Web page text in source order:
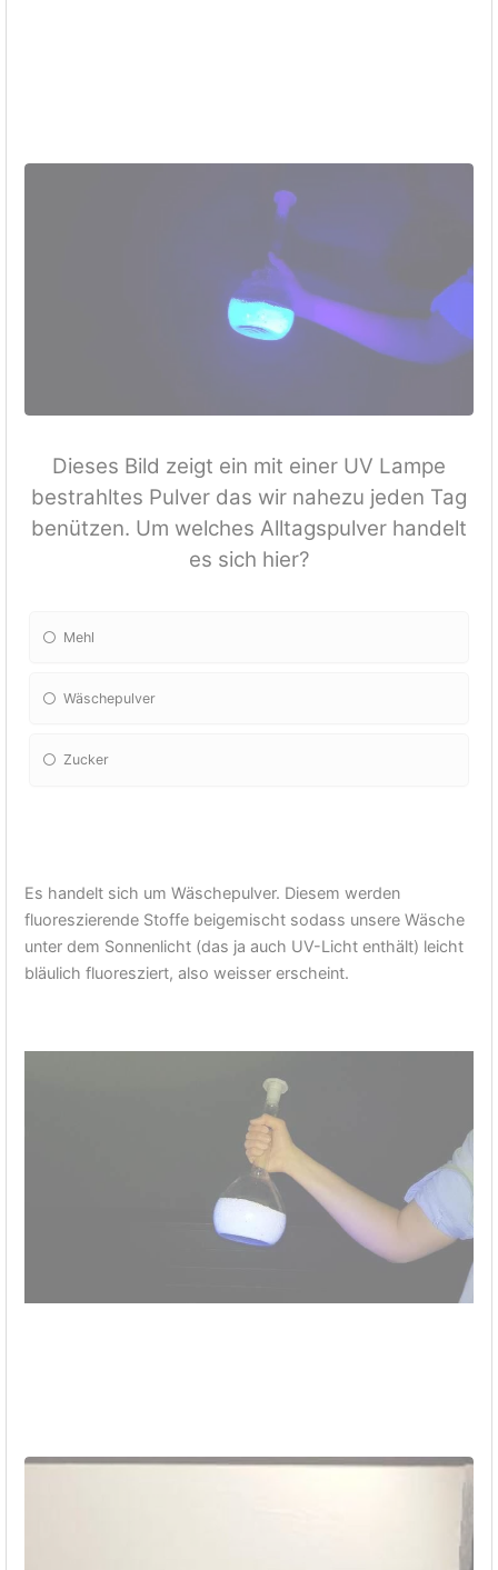
Dieses Bild zeigt ein mit einer UV Lampe
bestrahltes Pulver das wir nahezu jeden Tag
benützen. Um welches Alltagspulver handelt
es sich hier?
Mehl
Wäschepulver
Zucker
Es handelt sich um Wäschepulver. Diesem werden
fluoreszierende Stoffe beigemischt sodass unsere Wäsche
unter dem Sonnenlicht (das ja auch UV-Licht enthält) leicht
bläulich fluoresziert, also weisser erscheint.